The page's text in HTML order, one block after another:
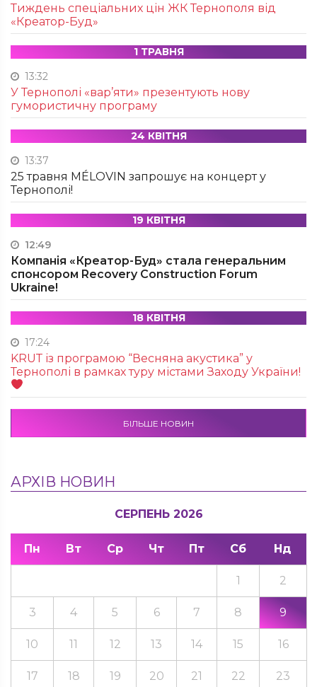
Тиждень спеціальних цін ЖК Тернополя від
«Креатор-Буд»
1 ТРАВНЯ
13:32
У Тернополі «вар’яти» презентують нову
гумористичну програму
24 КВІТНЯ
13:37
25 травня MÉLOVIN запрошує на концерт у
Тернополі!
19 КВІТНЯ
12:49
Компанія «Креатор-Буд» стала генеральним
спонсором Recovery Construction Forum
Ukraine!
18 КВІТНЯ
17:24
KRUТ із програмою “Весняна акустика” у
Тернополі в рамках туру містами Заходу України!
БІЛЬШЕ НОВИН
АРХІВ НОВИН
СЕРПЕНЬ 2026
Пн Вт Ср Чт Пт Сб Нд
1 2
3 4 5 6 7 8 9
10 11 12 13 14 15 16
17 18 19 20 21 22 23